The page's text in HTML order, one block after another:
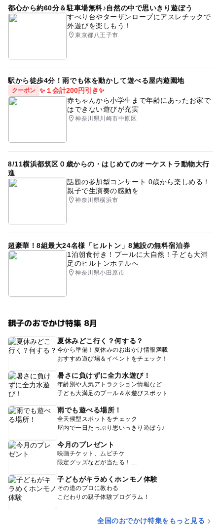
都心から約60分＆駐車場無料♪自然の中で思いきり遊ぼう
すべり台やターザンロープにアスレチックで
外遊びを楽しもう！
東京都八王子市
駅から徒歩4分！雨でも体を動かして遊べる屋内遊園地
クーポン ✨１会計200円引き✨
赤ちゃんから小学生まで年齢にあったお家で
はできない遊びが充実
神奈川県川崎市中原区
8/11横浜都筑区０歳からの・はじめてのオーケストラ動物大行
進
話題の参加型コンサート 0歳から楽しめる！
親子で生演奏の感動を
神奈川県横浜市
超豪華！8組最大24名様「ヒルトン」8施設の無料宿泊券
1泊朝食付き！プールに大自然！子ども大満
足のヒルトンホテルへ
神奈川県小田原市
親子のおでかけ特集 8月
夏休みどこ行く？何する？
今から準備！夏休みのお出かけ情報満載
おすすめ遊び場＆イベントをチェック！
暑さに負けずに全力水遊び！
年齢別や人気アトラクション情報など
子ども大満足のプール＆水遊びスポット
雨でも遊べる場所！
全天候型スポットをチェック
屋内で一日たっぷり思いっきり遊ぼう♪
今月のプレゼント
映画チケット、ムビチケ
限定グッズなどが当たる！
子どもがキラめくホンモノ体験
その道のプロに教わる
こだわりの親子体験プログラム！
全国のおでかけ特集をもっと見る